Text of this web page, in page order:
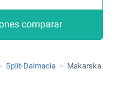
comparar
Split-Dalmacia Makarska